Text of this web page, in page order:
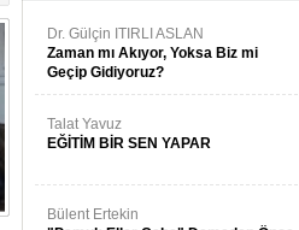
Dr. Gülçin ITIRLI ASLAN
Zaman mı Akıyor, Yoksa Biz mi
Geçip Gidiyoruz?
Talat Yavuz
EĞİTİM BİR SEN YAPAR
Bülent Ertekin